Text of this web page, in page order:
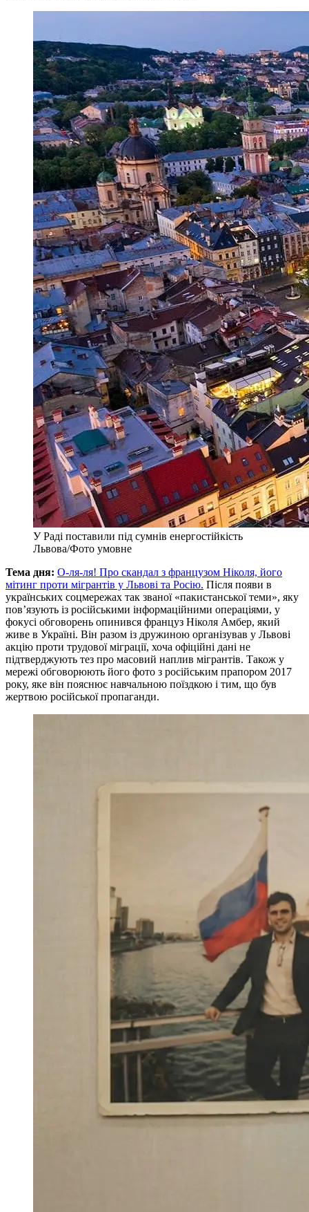
У Раді поставили під сумнів енергостійкість
Львова/Фото умовне
Тема дня: О-ля-ля! Про скандал з французом Ніколя, його
мітинг проти мігрантів у Львові та Росію. Після появи в
українських соцмережах так званої «пакистанської теми», яку
пов’язують із російськими інформаційними операціями, у
фокусі обговорень опинився француз Ніколя Амбер, який
живе в Україні. Він разом із дружиною організував у Львові
акцію проти трудової міграції, хоча офіційні дані не
підтверджують тез про масовий наплив мігрантів. Також у
мережі обговорюють його фото з російським прапором 2017
року, яке він пояснює навчальною поїздкою і тим, що був
жертвою російської пропаганди.